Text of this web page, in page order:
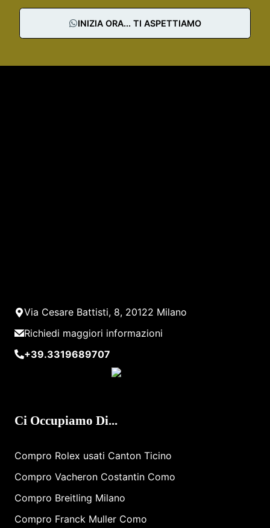
INIZIA ORA... TI ASPETTIAMO
Via Cesare Battisti, 8, 20122 Milano
Richiedi maggiori informazioni
+39.3319689707
Ci Occupiamo Di...
Compro Rolex ​usati​ Canton Ticino
Compro Vacheron Costantin Como
Compro Breitling Milano
Compro Franck Muller Como